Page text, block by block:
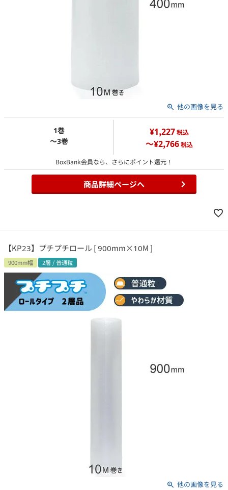
他の画像を見る
1巻
～3巻
¥1,227 税込
～¥2,766 税込
BoxBank会員なら、さらにポイント還元！
商品詳細ページへ
【KP23】プチプチロール [ 900mm×10M ]
900mm幅 2層 / 普通粒
他の画像を見る